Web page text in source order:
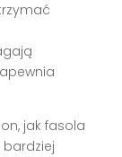
jak fasola